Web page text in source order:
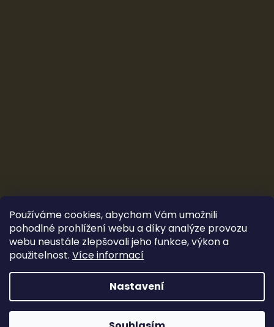
Používáme cookies, abychom Vám umožnili
pohodlné prohlížení webu a díky analýze provozu
webu neustále zlepšovali jeho funkce, výkon a
použitelnost. Více informací
Nastavení
Vytvořil Shoptet&Ludec
Copyright 2026CarTune Stereo s.r.o.. Všechna práva
vyhrazena.